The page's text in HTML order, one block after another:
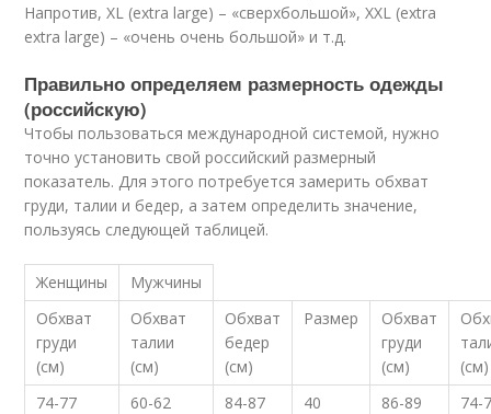
Напротив, XL (extra large) – «сверхбольшой», XXL (extra
extra large) – «очень очень большой» и т.д.
Правильно определяем размерность одежды
(российскую)
Чтобы пользоваться международной системой, нужно
точно установить свой российский размерный
показатель. Для этого потребуется замерить обхват
груди, талии и бедер, а затем определить значение,
пользуясь следующей таблицей.
Женщины
Мужчины
Обхват
груди
(см)
Обхват
талии
(см)
Обхват
бедер
(см)
Размер
Обхват
груди
(см)
(см)
74-77
60-62 84-87 40 86-89 74-